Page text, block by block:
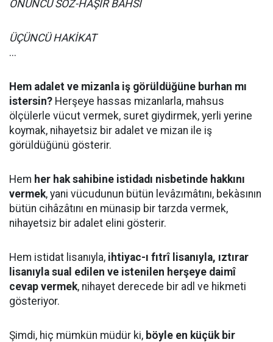
ONUNCU SÖZ-HAŞİR BAHSİ
ÜÇÜNCÜ HAKİKAT
...
Hem adalet ve mizanla iş görüldüğüne burhan mı
istersin? Herşeye hassas mizanlarla, mahsus
ölçülerle vücut vermek, suret giydirmek, yerli yerine
koymak, nihayetsiz bir adalet ve mizan ile iş
görüldüğünü gösterir.
Hem her hak sahibine istidadı nisbetinde hakkını
vermek, yani vücudunun bütün levâzımâtını, bekàsının
bütün cihâzâtını en münasip bir tarzda vermek,
nihayetsiz bir adalet elini gösterir.
Hem istidat lisanıyla, ihtiyac-ı fıtrî lisanıyla, ıztırar
lisanıyla sual edilen ve istenilen herşeye daimî
cevap vermek, nihayet derecede bir adl ve hikmeti
gösteriyor.
Şimdi, hiç mümkün müdür ki, böyle en küçük bir